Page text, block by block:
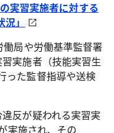
実習実施者に対する
」
局や労働基準監督署
実施者（技能実習生
った監督指導や送検
反が疑われる実習実
実施され、その